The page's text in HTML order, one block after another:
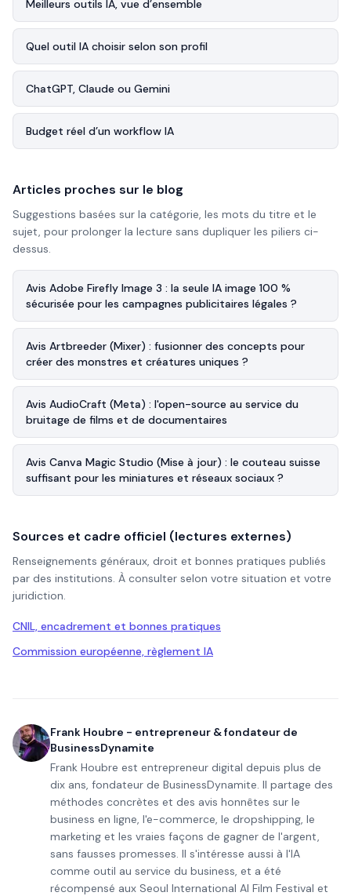
Meilleurs outils IA, vue d’ensemble
Quel outil IA choisir selon son profil
ChatGPT, Claude ou Gemini
Budget réel d’un workflow IA
Articles proches sur le blog
Suggestions basées sur la catégorie, les mots du titre et le
sujet, pour prolonger la lecture sans dupliquer les piliers ci-
dessus.
Avis Adobe Firefly Image 3 : la seule IA image 100 %
sécurisée pour les campagnes publicitaires légales ?
Avis Artbreeder (Mixer) : fusionner des concepts pour
créer des monstres et créatures uniques ?
Avis AudioCraft (Meta) : l'open-source au service du
bruitage de films et de documentaires
Avis Canva Magic Studio (Mise à jour) : le couteau suisse
suffisant pour les miniatures et réseaux sociaux ?
Sources et cadre officiel (lectures externes)
Renseignements généraux, droit et bonnes pratiques publiés
par des institutions. À consulter selon votre situation et votre
juridiction.
CNIL, encadrement et bonnes pratiques
Commission européenne, règlement IA
Frank Houbre - entrepreneur & fondateur de
BusinessDynamite
Frank Houbre est entrepreneur digital depuis plus de
dix ans, fondateur de BusinessDynamite. Il partage des
méthodes concrètes et des avis honnêtes sur le
business en ligne, l'e-commerce, le dropshipping, le
marketing et les vraies façons de gagner de l'argent,
sans fausses promesses. Il s'intéresse aussi à l'IA
comme outil au service du business, et a été
récompensé aux Seoul International AI Film Festival et